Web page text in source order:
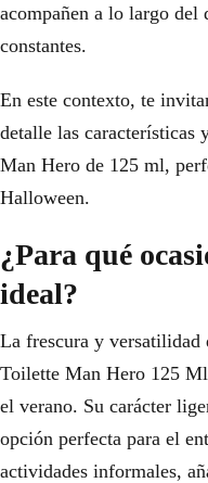
acompañen a lo largo del
constantes.
En este contexto, te
detalle las características
Man Hero de 125 ml,
Halloween.
¿Para qué
ideal?
La frescura y versatilidad
Toilette Man Hero 125
el verano. Su carácter
opción perfecta para el
actividades informales,